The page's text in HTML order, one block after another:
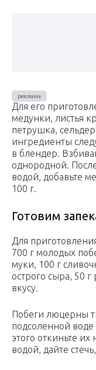
Для его
медунки, листья
петрушка,
ингредиенты
в блендер.
однородной.
водой, добавьте
100 г.
Готовим
Для
700 г молодых
муки, 100 г
острого сыра, 50 г
вкусу.
Побеги люцерны
подсоленной воде
этого откиньте
водой, дайте